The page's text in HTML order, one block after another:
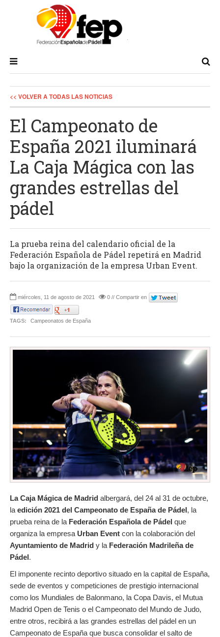
<< VOLVER A TODAS LAS NOTICIAS
El Campeonato de
España 2021 iluminará
La Caja Mágica con las
grandes estrellas del
pádel
La prueba reina del calendario oficial de la
Federación Española de Pádel repetirá en Madrid
bajo la organización de la empresa Urban Event.
miércoles, 11 de agosto de 2021 0 // Compartir en
TAGS: Campeonatos de España
La Caja Mágica de Madrid albergará, del 24 al 31 de octubre,
la edición 2021 del Campeonato de España de Pádel, la
prueba reina de la Federación Española de Pádel que
organiza la empresa Urban Event con la colaboración del
Ayuntamiento de Madrid y la Federación Madrileña de
Pádel.
El imponente recinto deportivo situado en la capital de España,
sede de eventos y competiciones de prestigio internacional
como los Mundiales de Balonmano, la Copa Davis, el Mutua
Madrid Open de Tenis o el Campeonato del Mundo de Judo,
entre otros, recibirá a las grandes estrellas del pádel en un
Campeonato de España que busca consolidar el salto de